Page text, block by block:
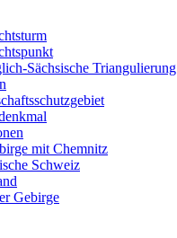
Sächsische Triangulierung
mit Chemnitz
Schweiz
Gebirge